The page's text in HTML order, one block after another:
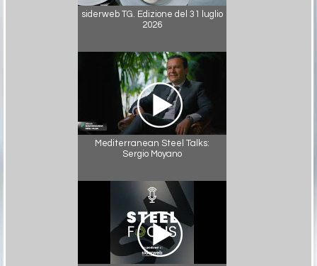
siderweb TG. Edizione del 31 luglio
2026
Mediterranean Steel Talks:
Sergio Moyano